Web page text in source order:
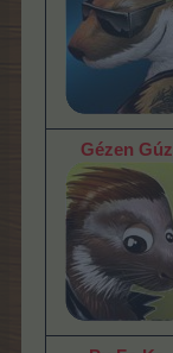
Gézen Gúz